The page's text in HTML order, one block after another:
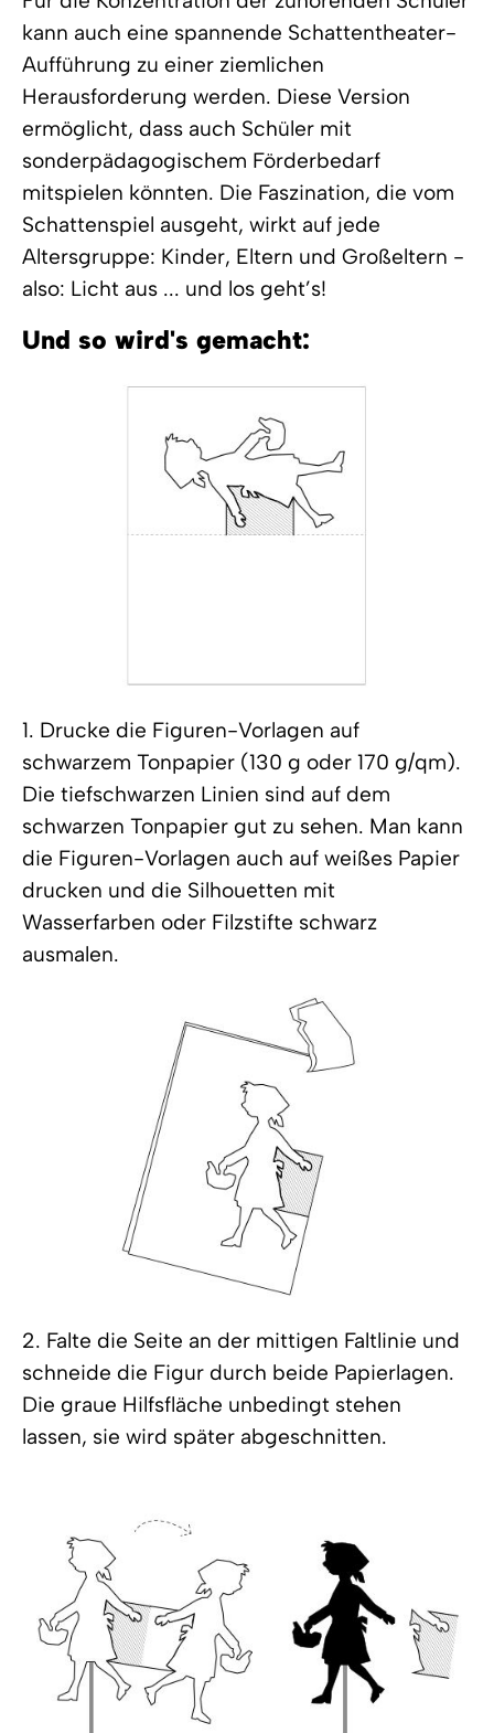
kann auch eine spannende Schattentheater-
Aufführung zu einer ziemlichen
Herausforderung werden. Diese Version
ermöglicht, dass auch Schüler mit
sonderpädagogischem Förderbedarf
mitspielen könnten. Die Faszination, die vom
Schattenspiel ausgeht, wirkt auf jede
Altersgruppe: Kinder, Eltern und Großeltern -
also: Licht aus ... und los geht’s!
Und so wird's gemacht:
1. Drucke die Figuren-Vorlagen auf
schwarzem Tonpapier (130 g oder 170 g/qm).
Die tiefschwarzen Linien sind auf dem
schwarzen Tonpapier gut zu sehen. Man kann
die Figuren-Vorlagen auch auf weißes Papier
drucken und die Silhouetten mit
Wasserfarben oder Filzstifte schwarz
ausmalen.
2. Falte die Seite an der mittigen Faltlinie und
schneide die Figur durch beide Papierlagen.
Die graue Hilfsfläche unbedingt stehen
lassen, sie wird später abgeschnitten.